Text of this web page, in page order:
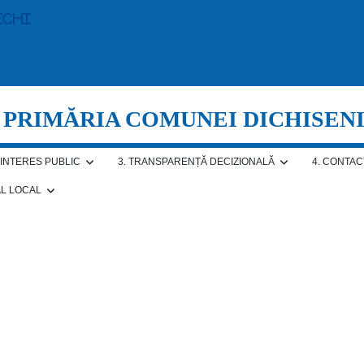
PRIMĂRIA COMUNEI DICHISENI
PUBLIC 3. TRANSPARENȚĂ DECIZIONALĂ 4.
LOCAL